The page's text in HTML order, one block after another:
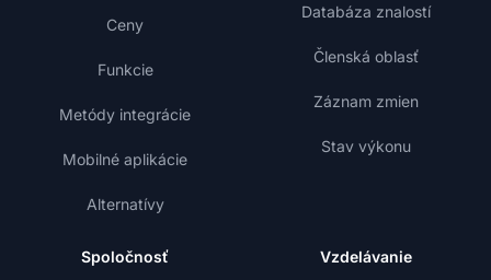
Ceny
Funkcie
Metódy integrácie
Mobilné aplikácie
Alternatívy
Databáza znalostí
Členská oblasť
Záznam zmien
Stav výkonu
Spoločnosť Vzdelávanie